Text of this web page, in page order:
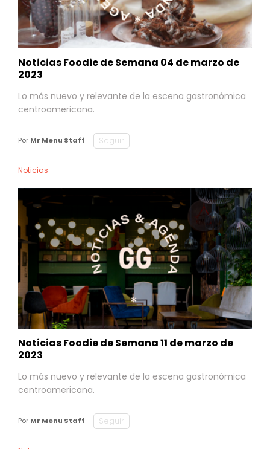
Noticias Foodie de Semana 04 de marzo de
2023
Lo más nuevo y relevante de la escena gastronómica
centroamericana.
Por Mr Menu Staff Seguir
Noticias
Noticias Foodie de Semana 11 de marzo de
2023
Lo más nuevo y relevante de la escena gastronómica
centroamericana.
Por Mr Menu Staff Seguir